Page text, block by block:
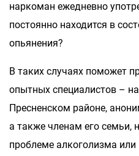
наркоман ежедневно
постоянно находится в
опьянения?
В таких случаях поможет
опытных специалистов –
Пресненском районе,
а также членам его семьи,
проблеме алкоголизма